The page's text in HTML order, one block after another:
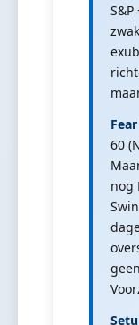
60
nog